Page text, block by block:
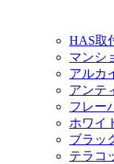
HAS取
マンシ
アルカ
アンテ
フレー
ホワイ
ブラッ
テラコ